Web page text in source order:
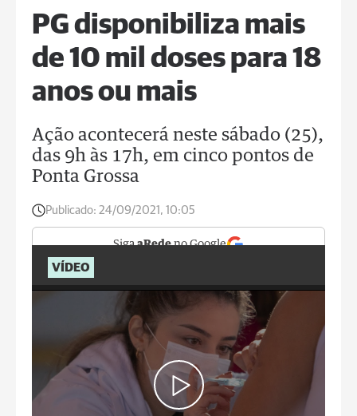
PG disponibiliza mais
de 10 mil doses para 18
anos ou mais
Ação acontecerá neste sábado (25),
das 9h às 17h, em cinco pontos de
Ponta Grossa
Publicado: 24/09/2021, 10:05
SigaaRedeno Google
VÍDEO